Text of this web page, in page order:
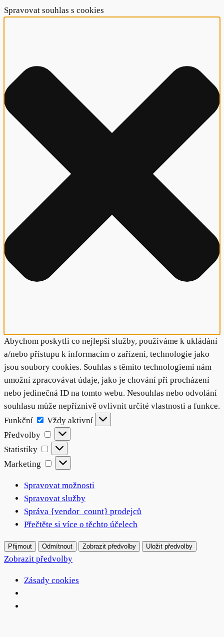
Spravovat souhlas s cookies
Abychom poskytli co nejlepší služby, používáme k ukládání
a/nebo přístupu k informacím o zařízení, technologie jako
jsou soubory cookies. Souhlas s těmito technologiemi nám
umožní zpracovávat údaje, jako je chování při procházení
nebo jedinečná ID na tomto webu. Nesouhlas nebo odvolání
souhlasu může nepříznivě ovlivnit určité vlastnosti a funkce.
Funkční
Funkční
Vždy aktivní
Předvolby
Předvolby
Statistiky
Statistiky
Marketing
Marketing
Spravovat možnosti
Spravovat služby
Správa {vendor_count} prodejců
Přečtěte si více o těchto účelech
Přijmout Odmítnout Zobrazit předvolby Uložit předvolby
Zobrazit předvolby
Zásady cookies